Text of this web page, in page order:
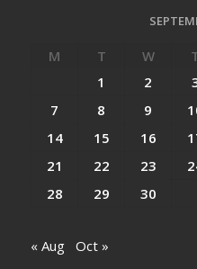
M T W
1
2
7
8 9
14
15 16
21
22 23
28
29 30
« Aug Oct »